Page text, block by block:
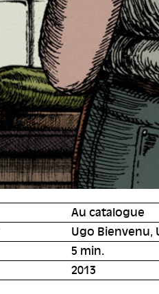
Au catalogue
Ugo Bienvenu,
5 min.
2013